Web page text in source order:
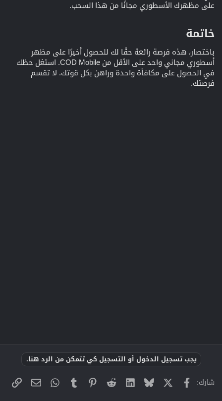
على مظهرك الأسطوري مجانًا من هذا السحب.
خاتمة​
باختصار، هذه فرصة رائعة حقًا لك للحصول أخيرًا على مظهر
أسطوري مجاني واحد على الأقل من COD Mobile. استغل حظك
في الحصول على مكافأة واحدة وراهن بكل قوتك. لا تقسم
فرصتك.
يجب تسجيل الدخول أو التسجيل كي تتمكن من الرد هنا.
شارك: فيسبوك Bluesky
LinkedIn
Reddit
Pinterest
Tumblr
WhatsApp
البريد